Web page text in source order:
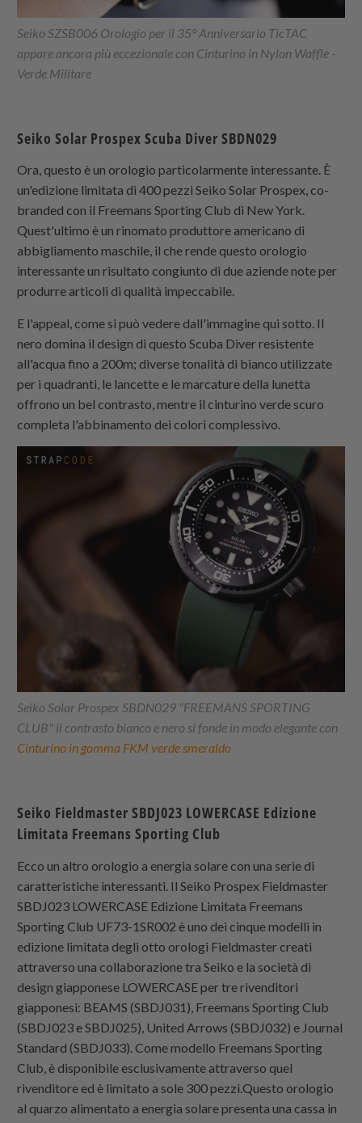
Seiko SZSB006 Orologio per il 35° Anniversario TicTAC
appare ancora più eccezionale con Cinturino in Nylon Waffle -
Verde Militare
Seiko Solar Prospex Scuba Diver SBDN029
Ora, questo è un orologio particolarmente interessante. È
un'edizione limitata di 400 pezzi Seiko Solar Prospex, co-
branded con il Freemans Sporting Club di New York.
Quest'ultimo è un rinomato produttore americano di
abbigliamento maschile, il che rende questo orologio
interessante un risultato congiunto di due aziende note per
produrre articoli di qualità impeccabile.
E l'appeal, come si può vedere dall'immagine qui sotto. Il
nero domina il design di questo Scuba Diver resistente
all'acqua fino a 200m; diverse tonalità di bianco utilizzate
per i quadranti, le lancette e le marcature della lunetta
offrono un bel contrasto, mentre il cinturino verde scuro
completa l'abbinamento dei colori complessivo.
Seiko Solar Prospex SBDN029 "FREEMANS SPORTING
CLUB" il contrasto bianco e nero si fonde in modo elegante con
Cinturino in gomma FKM verde smeraldo
Seiko Fieldmaster SBDJ023 LOWERCASE Edizione
Limitata Freemans Sporting Club
Ecco un altro orologio a energia solare con una serie di
caratteristiche interessanti. Il Seiko Prospex Fieldmaster
SBDJ023 LOWERCASE Edizione Limitata Freemans
Sporting Club UF73-1SR002 è uno dei cinque modelli in
edizione limitata degli otto orologi Fieldmaster creati
attraverso una collaborazione tra Seiko e la società di
design giapponese LOWERCASE per tre rivenditori
giapponesi: BEAMS (SBDJ031), Freemans Sporting Club
(SBDJ023 e SBDJ025), United Arrows (SBDJ032) e Journal
Standard (SBDJ033). Come modello Freemans Sporting
Club, è disponibile esclusivamente attraverso quel
rivenditore ed è limitato a sole 300 pezzi.Questo orologio
al quarzo alimentato a energia solare presenta una cassa in